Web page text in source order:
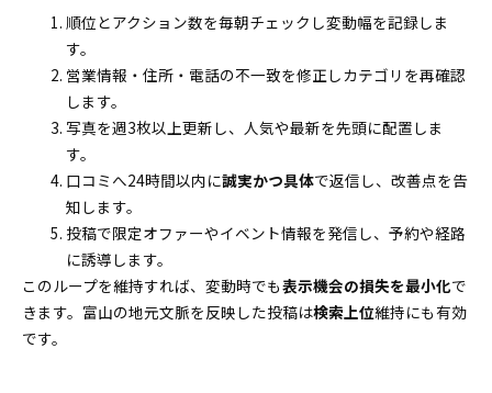
順位とアクション数を毎朝チェックし変動幅を記録しま
す。
営業情報・住所・電話の不一致を修正しカテゴリを再確認
します。
写真を週3枚以上更新し、人気や最新を先頭に配置しま
す。
口コミへ24時間以内に誠実かつ具体で返信し、改善点を告
知します。
投稿で限定オファーやイベント情報を発信し、予約や経路
に誘導します。
このループを維持すれば、変動時でも表示機会の損失を最小化で
きます。富山の地元文脈を反映した投稿は検索上位維持にも有効
です。